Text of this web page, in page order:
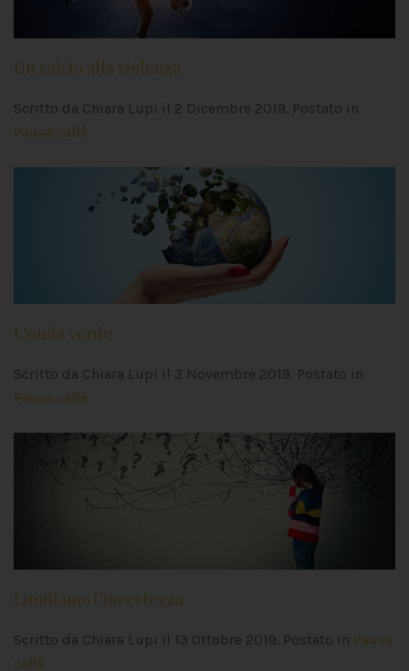
Un calcio alla violenza
Scritto da Chiara Lupi il 2 Dicembre 2019. Postato in
Pausa caffè
L’onda verde
Scritto da Chiara Lupi il 3 Novembre 2019. Postato in
Pausa caffè
Limitiamo l’incertezza
Scritto da Chiara Lupi il 13 Ottobre 2019. Postato in Pausa
caffè